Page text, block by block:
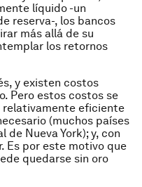
líquido -un
reserva-, los bancos
más allá de su
los retornos
y existen costos
Pero estos costos se
relativamente eficiente
(muchos países
de Nueva York); y, con
Es por este motivo que
quedarse sin oro